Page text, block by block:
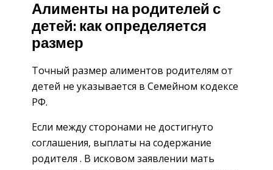
Алименты на родителей с
детей: как определяется
размер
Точный размер алиментов родителям от
детей не указывается в Семейном кодексе
РФ.
Если между сторонами не достигнуто
соглашения, выплаты на содержание
родителя . В исковом заявлении мать